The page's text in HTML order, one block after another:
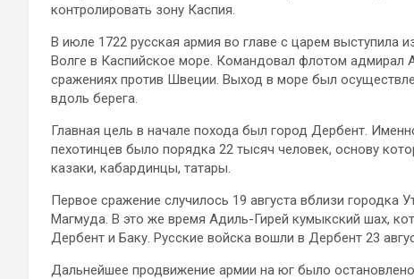
контролировать зону Каспия.
В июле 1722 русская армия во главе с царем выступила
Волге в Каспийское море. Командовал флотом адмирал
сражениях против Швеции. Выход в море был
вдоль берега.
Главная цель в начале похода был город Дербент.
пехотинцев было порядка 22 тысяч человек, основу
казаки, кабардинцы, татары.
Первое сражение случилось 19 августа вблизи городка
Магмуда. В это же время Адиль-Гирей кумыкский шах,
Дербент и Баку. Русские войска вошли в Дербент 23
Дальнейшее продвижение армии на юг было